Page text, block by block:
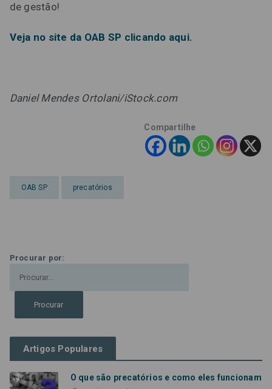
de gestão!
Veja no site da OAB SP clicando aqui.
Daniel Mendes Ortolani/iStock.com
Compartilhe
OAB SP precatórios
Procurar por:
Artigos Populares
O que são precatórios e como eles funcionam